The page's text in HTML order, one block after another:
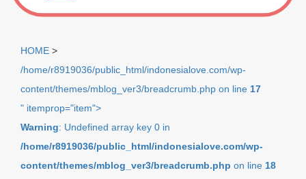
HOME >
/home/r8919036/public_html/indonesialove.com/wp-
content/themes/mblog_ver3/breadcrumb.php on line 17
" itemprop="item">
Warning: Undefined array key 0 in
/home/r8919036/public_html/indonesialove.com/wp-
content/themes/mblog_ver3/breadcrumb.php on line 18